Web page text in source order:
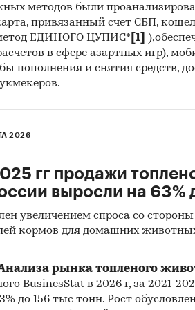
методов были
привязанный счет СБП,
ЕДИНОГО ЦУПИС* [1]
в сфере азартных игр),
пополнения и снятия средств,
2026
гг продажи
выросли на 63%
увеличением спроса со
кормов для домашних
рынка топленого
BusinesStat в 2026 г, за 2021-
до 156 тыс тонн. Рост